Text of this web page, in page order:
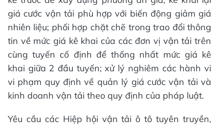
giá cước vận tải phù hợp với biến động giảm giá
nhiên liệu; phối hợp chặt chẽ trong trao đổi thông
tin về mức giá kê khai của các đơn vị vận tải trên
cùng tuyến cố định để thống nhất mức giá kê
khai giữa 2 đầu tuyến; xử lý nghiêm các hành vi
vi phạm quy định về quản lý giá cước vận tải và
kinh doanh vận tải theo quy định của pháp luật.
Yêu cầu các Hiệp hội vận tải ô tô tuyên truyền,